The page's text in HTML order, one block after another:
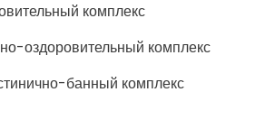
комплекс
оздоровительный комплекс
банный комплекс